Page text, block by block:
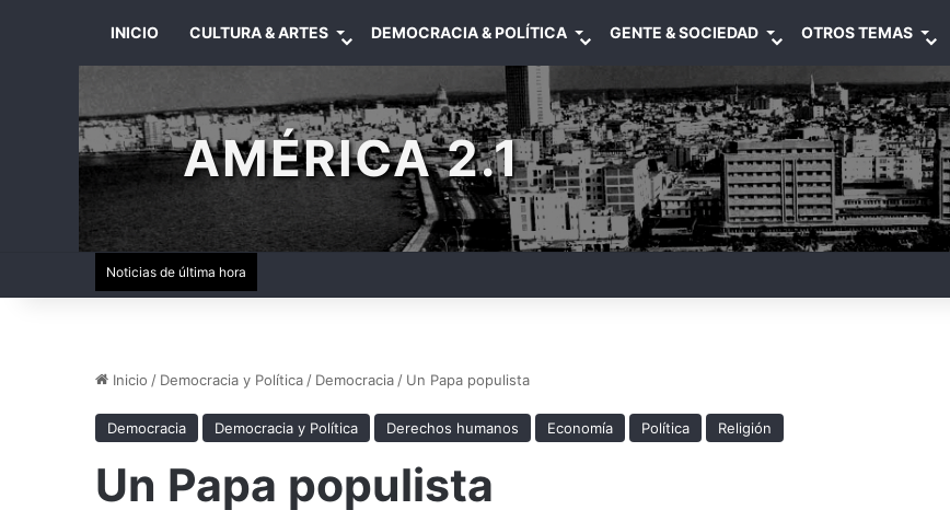
INICIO CULTURA & ARTES DEMOCRACIA & POLÍTICA GENTE & SOCIEDAD OTROS TEMAS
AMÉRICA 2.1
Noticias de última hora
Inicio / Democracia y Política / Democracia / Un Papa populista
Democracia Democracia y Política Derechos humanos Economía Política Religión
Un Papa populista